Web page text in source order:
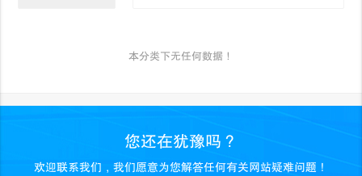
本分类下无任何数据！
您还在犹豫吗？
欢迎联系我们，我们愿意为您解答任何有关网站疑难问题！